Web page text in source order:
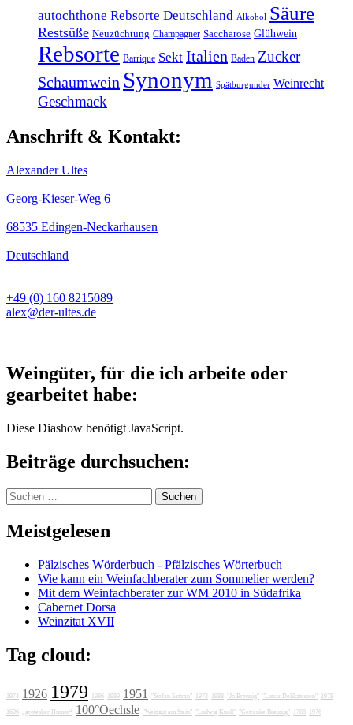
autochthone Rebsorte Deutschland Alkohol Säure
Restsüße Neuzüchtung Champagner Saccharose Glühwein
Rebsorte Barrique Sekt Italien Baden Zucker
Schaumwein Synonym Spätburgunder Weinrecht
Geschmack
Anschrift & Kontakt:
Alexander Ultes
Georg-Kieser-Weg 6
68535 Edingen-Neckarhausen
Deutschland
+49 (0) 160 8215089
alex@der-ultes.de
Weingüter, für die ich arbeite oder
gearbeitet habe:
Diese Diashow benötigt JavaScript.
Beiträge durchsuchen:
Suchen
nach:
Meistgelesen
Pälzisches Wörderbuch - Pfälzisches Wörterbuch
Wie kann ein Weinfachberater zum Sommelier werden?
Mit dem Weinfachberater zur WM 2010 in Südafrika
Cabernet Dorsa
Weinzitat XVII
Tag cloud:
1974 1926 1979 1986 1989 1951 "Stefan Sattran" 1972 1988 "Jo Breunig" "Lunas Delikatessen" 1978
1606 „grotesker Humor“ 100°Oechsle "Weingut am Stein" "Ludwig Knoll" "Getränke Breunig" 1788 1976